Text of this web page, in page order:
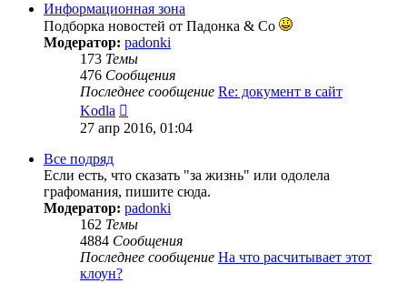
Информационная зона
Подборка новостей от Падонка & Co
Модератор: padonki
173 Темы
476 Сообщения
Последнее сообщение Re: документ в сайт
Kodla
к
последнему
27 апр 2016, 01:04
Все подряд
Если есть, что сказать "за жизнь" или одолела
графомания, пишите сюда.
Модератор: padonki
162 Темы
4884 Сообщения
Последнее сообщение На что расчитывает этот
клоун?